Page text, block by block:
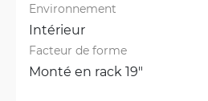
Environnement
Intérieur
Facteur de forme
Monté en rack 19"